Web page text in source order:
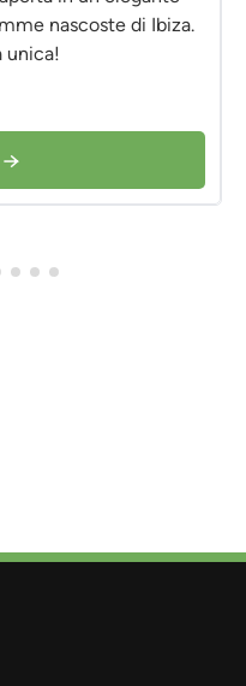
nascoste di Ibiza.
unica!
→